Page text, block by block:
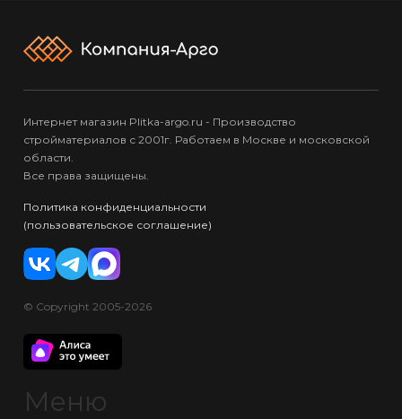
Интернет магазин Plitka-argo.ru - Производство
стройматериалов с 2001г. Работаем в Москве и московской
области.
Все права защищены.
Политика конфиденциальности
(пользовательское соглашение)
© Copyright 2005-2026
Меню